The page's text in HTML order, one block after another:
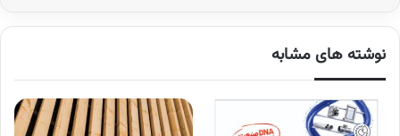
نوشته های مشابه